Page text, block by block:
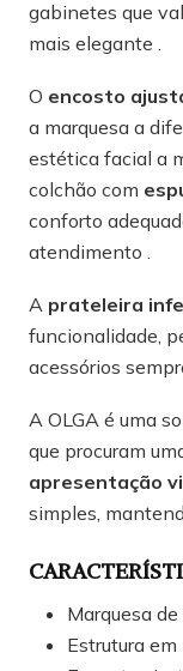
gabinetes que
mais elegante .
O encosto
a marquesa a
estética facial a
colchão com
conforto
atendimento .
A prateleira
funcionalidade,
acessórios
A OLGA é uma
que procuram
apresentação
simples,
Marquesa de
Estrutura